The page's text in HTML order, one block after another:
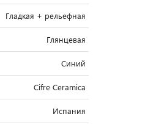
Гладкая + рельефная
Глянцевая
Синий
Cifre Ceramica
Испания